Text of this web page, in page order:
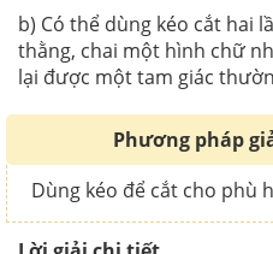
b) Có thể dùng kéo cắt hai
thằng, chai một hình chữ
lại được một tam giác
Phương pháp
Dùng kéo để cắt cho phù